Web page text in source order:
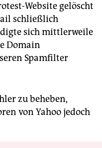
Website gelöscht
schließlich
sich mittlerweile
Domain
Spamfilter
zu beheben,
von Yahoo jedoch